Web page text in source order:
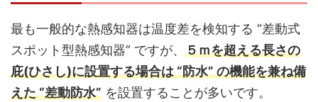
最も一般的な熱感知器は温度差を検知する “差動式
スポット型熱感知器” ですが、 ５ｍを超える長さの
庇(ひさし)に設置する場合は “防水” の機能を兼ね備
えた “差動防水” を設置することが多いです。